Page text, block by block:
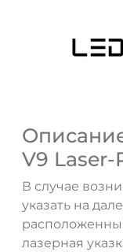
V9 Laser-
В случае
указать на
лазерная